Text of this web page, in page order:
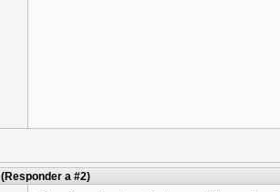
(Responder a #2)